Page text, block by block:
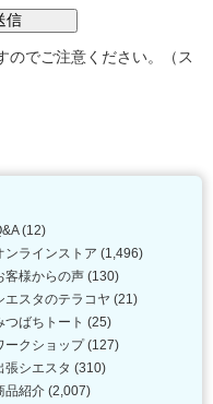
のでご注意ください。（ス
(12)
ンラインストア (1,496)
客様からの声 (130)
エスタのテラコヤ (21)
つばちトート (25)
ークショップ(127)
張シエスタ (310)
品紹介 (2,007)